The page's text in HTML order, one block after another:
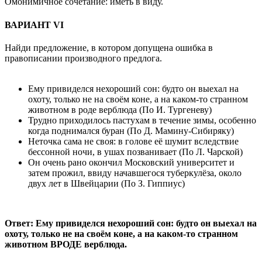
ВАРИАНТ VI
Найди предложение, в котором допущена ошибка в
правописании производного предлога.
Ему привиделся нехороший сон: будто он выехал на
охоту, только не на своём коне, а на каком-то странном
животном в роде верблюда (По И. Тургеневу)
Трудно приходилось пастухам в течение зимы, особенно
когда поднимался буран (По Д. Мамину-Сибиряку)
Неточка сама не своя: в голове её шумит вследствие
бессонной ночи, в ушах позванивает (По Л. Чарской)
Он очень рано окончил Московский университет и
затем прожил, ввиду начавшегося туберкулёза, около
двух лет в Швейцарии (По З. Гиппиус)
Ответ: Ему привиделся нехороший сон: будто он выехал на
охоту, только не на своём коне, а на каком-то странном
животном ВРОДЕ верблюда.